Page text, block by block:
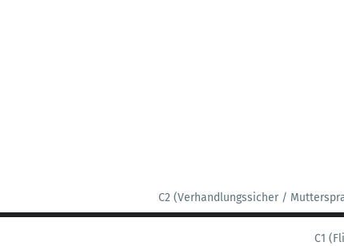
C2 (Verhandlungssicher /
C1